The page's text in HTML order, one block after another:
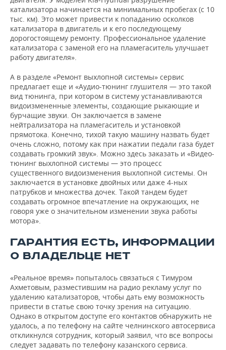
катализатора начинается на минимальных пробегах (с 10
тыс. км). Это может привести к попаданию осколков
катализатора в двигатель и к его последующему
дорогостоящему ремонту. Профессиональное удаление
катализатора с заменой его на пламегаситель улучшает
работу двигателя».
А в разделе «Ремонт выхлопной системы» сервис
предлагает еще и «Аудио-тюнинг глушителя — это такой
вид тюнинга, при котором в систему устанавливаются
видоизмененные элементы, создающие рыкающие и
бурчащие звуки. Он заключается в замене
нейтрализатора на пламегаситель и установкой
прямотока. Конечно, тихой такую машину назвать будет
очень сложно, потому как при нажатии педали газа будет
создавать громкий звук». Можно здесь заказать и «Видео-
тюнинг выхлопной системы — это процесс
существенного видоизменения выхлопной системы. Он
заключается в установке двойных или даже 4-ных
патрубков и множества дочек. Такой тандем будет
создавать огромное впечатление на окружающих, не
говоря уже о значительном изменении звука работы
мотора».
ГАРАНТИЯ ЕСТЬ, ИНФОРМАЦИИ
О ВЛАДЕЛЬЦЕ НЕТ
«Реальное время» попыталось связаться с Тимуром
Ахметовым, разместившим на радио рекламу услуг по
удалению катализаторов, чтобы дать ему возможность
привести в статье свою точку зрения на ситуацию.
Однако в открытом доступе его контактов обнаружить не
удалось, а по телефону на сайте челнинского автосервиса
откликнулся сотрудник, который заявил, что все вопросы
следует задавать по телефону казанского сервиса.